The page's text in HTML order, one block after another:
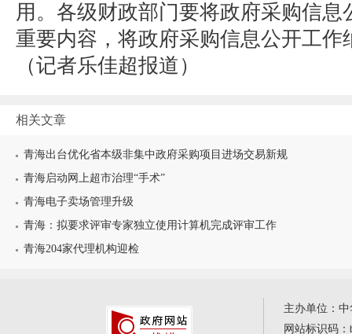
用。各级财政部门要将政府采购信息
重要内容，将政府采购信息公开工作
（记者乐佳超报道）
相关文章
青海出台优化省本级非集中政府采购项目进场交易新规
青海启动网上超市治理“手术”
青海电子卖场管理升级
青海：拟要求评审专家独立使用计算机完成评审工作
青海204家代理机构迎检
主办单位：
网站标识码：